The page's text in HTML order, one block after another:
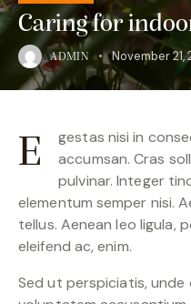
Caring for
ADMIN November 21,
e
gestas nisi in
accumsan. Cras
pulvinar. Integer
elementum semper nisi.
tellus. Aenean leo
eleifend ac, enim.
Sed ut perspiciatis,